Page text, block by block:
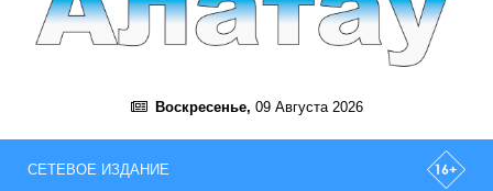
Воскресенье, 09 Августа 2026
СЕТЕВОЕ ИЗДАНИЕ